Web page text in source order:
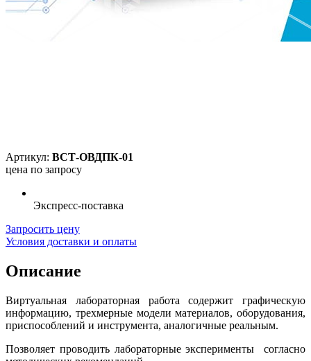
Артикул: ВСТ-ОВДПК-01
цена по запросу
Экспресс-поставка
Запросить цену
Условия доставки и оплаты
Описание
Виртуальная лабораторная работа содержит графическую
информацию, трехмерные модели материалов, оборудования,
приспособлений и инструмента, аналогичные реальным.
Позволяет проводить лабораторные эксперименты согласно